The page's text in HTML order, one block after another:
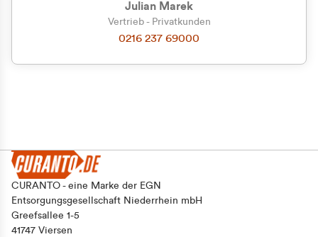
Julian Marek
Vertrieb - Privatkunden
0216 237 69000
CURANTO - eine Marke der EGN
Entsorgungsgesellschaft Niederrhein mbH
Greefsallee 1-5
41747 Viersen